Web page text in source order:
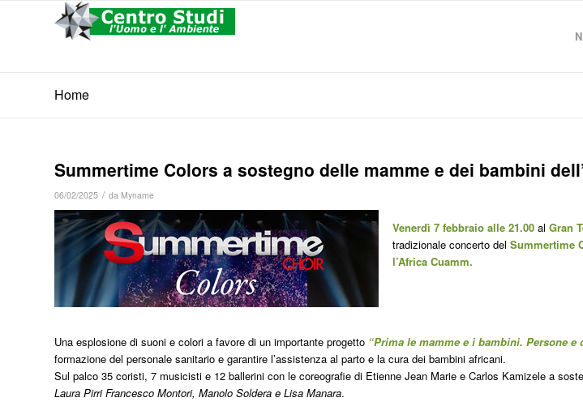
Home
Summertime Colors a sostegno delle mamme e dei bambini
06/02/2025 / da Myname
Venerdì 7 febbraio alle 21.00al Gran
tradizionale concerto del Summertime
l’Africa Cuamm.
Una esplosione di suoni e colori a favore di un importante progetto “Prima le mamme e i bambini. Persone e
formazione del personale sanitario e garantire l’assistenza al parto e la cura dei bambini africani.
Sul palco 35 coristi, 7 musicisti e 12 ballerini con le coreografie di Etienne Jean Marie e Carlos Kamizele a
Laura Pirri Francesco Montori, Manolo Soldera e Lisa Manara.